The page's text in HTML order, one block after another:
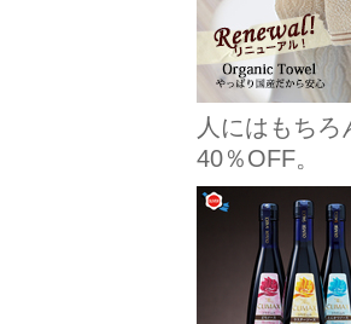
人にはもち
40％OFF。